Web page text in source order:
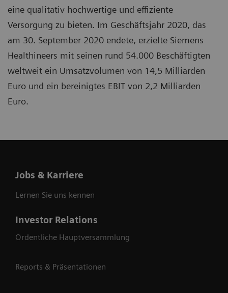
eine qualitativ hochwertige und effiziente
Versorgung zu bieten. Im Geschäftsjahr 2020, das
am 30. September 2020 endete, erzielte Siemens
Healthineers mit seinen rund 54.000 Beschäftigten
weltweit ein Umsatzvolumen von 14,5 Milliarden
Euro und ein bereinigtes EBIT von 2,2 Milliarden
Euro.
Jobs & Karriere
Lernen Sie uns kennen
Investor Relations
Ordentliche Hauptversammlung
Reports & Präsentationen